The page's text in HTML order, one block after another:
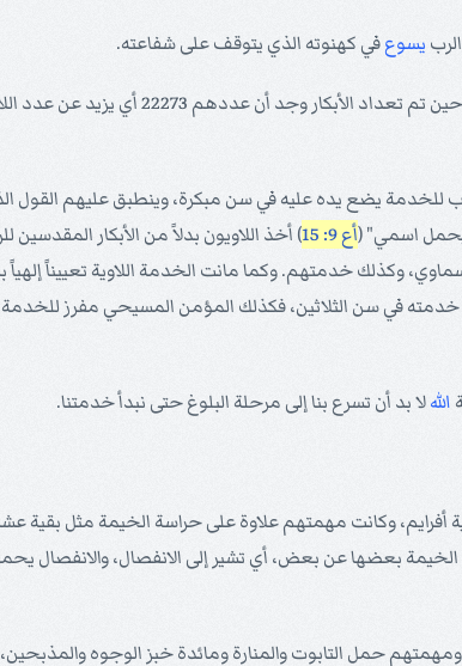
يسوعفي كهنوته الذي يتوقف على شفاعته.
للخدمة يضع يده عليه في سن مبكرة، وينطبق عليهم القول
ليحمل اسمي" (أع 9: 15
) أخذ اللاويون بدلاً من الأبكار
وكذلك خدمتهم. وكما مانت الخدمة اللاوية تعييناً إلهياً
في سن الثلاثين، فكذلك المؤمن المسيحي مفرز للخدمة
اللهلا بد أن تسرع بنا إلى مرحلة البلوغ حتى نبدأ خدمتنا.
وكانت مهمتهم علاوة على حراسة الخيمة مثل بقية
بعضها عن بعض، أي تشير إلى الانفصال، والانفصال
حمل التابوت والمنارة ومائدة خبز الوجوه